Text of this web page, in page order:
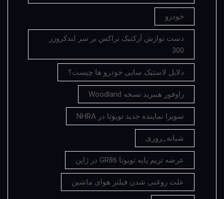
خودرو
دست نوازش آرکتیک تراکس بر سر لندکروزر
300
دلایل لاستیک سایی خودرو ها چیست؟
راوفور هیبرید نسخه Woodland
سوپرا نماینده جدید تویوتا در NHRA
شبانه_روزی
عرضه تریم پایه تویوتا GR86 در ژاپن
علت روغنی شدن فیلتر هوای ماشین